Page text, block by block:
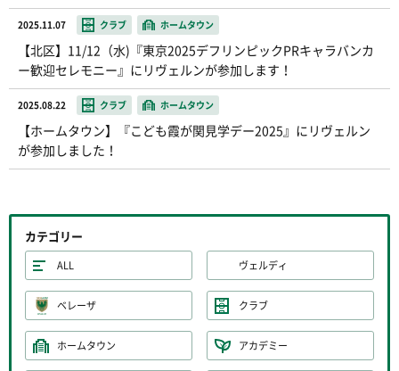
2025.11.07 クラブ ホームタウン
【北区】11/12（水)『東京2025デフリンピックPRキャラバンカ
ー歓迎セレモニー』にリヴェルンが参加します！
2025.08.22 クラブ ホームタウン
【ホームタウン】『こども霞が関見学デー2025』にリヴェルン
が参加しました！
カテゴリー
ALL ヴェルディ
ベレーザ クラブ
ホームタウン アカデミー